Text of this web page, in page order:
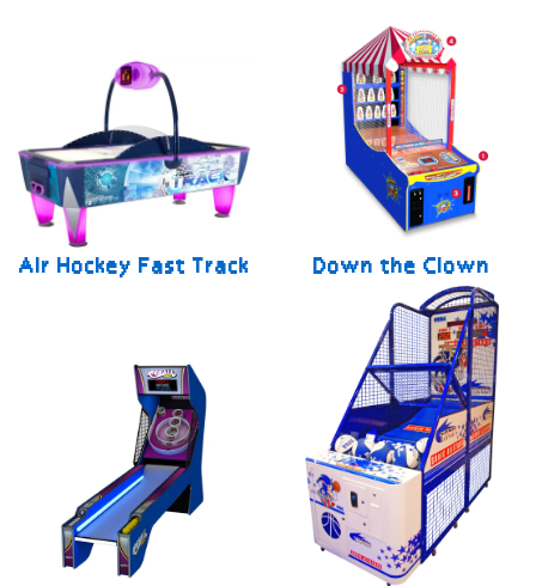
Air Hockey Fast Track Down the Clown